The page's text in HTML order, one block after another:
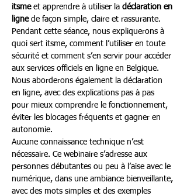
itsme et apprendre à utiliser la déclaration en
ligne de façon simple, claire et rassurante.
Pendant cette séance, nous expliquerons à
quoi sert itsme, comment l’utiliser en toute
sécurité et comment s’en servir pour accéder
aux services officiels en ligne en Belgique.
Nous aborderons également la déclaration
en ligne, avec des explications pas à pas
pour mieux comprendre le fonctionnement,
éviter les blocages fréquents et gagner en
autonomie.
Aucune connaissance technique n’est
nécessaire. Ce webinaire s’adresse aux
personnes débutantes ou peu à l’aise avec le
numérique, dans une ambiance bienveillante,
avec des mots simples et des exemples